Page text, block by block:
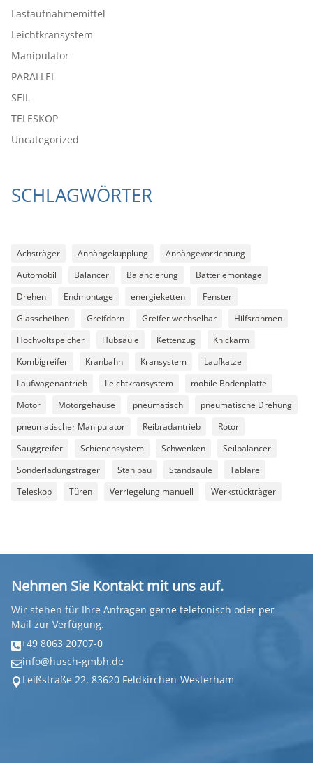
Lastaufnahmemittel
Leichtkransystem
Manipulator
PARALLEL
SEIL
TELESKOP
Uncategorized
SCHLAGWÖRTER
Achsträger Anhängekupplung
Anhängevorrichtung
Automobil
Balancer Balancierung
Batteriemontage
Drehen
Endmontage energieketten
Fenster
Glasscheiben
Greifdorn Greifer wechselbar
Hilfsrahmen
Hochvoltspeicher
Hubsäule Kettenzug
Knickarm
Kombigreifer
Kranbahn Kransystem
Laufkatze
Laufwagenantrieb
Leichtkransystem
mobile Bodenplatte
Motor
Motorgehäuse pneumatisch
pneumatische Drehung
pneumatischer Manipulator
Reibradantrieb
Rotor
Sauggreifer
Schienensystem Schwenken
Seilbalancer
Sonderladungsträger
Stahlbau Standsäule
Tablare
Teleskop
Türen Verriegelung manuell Werkstückträger
Nehmen Sie Kontakt mit uns auf.
Wir stehen für Ihre Anfragen gerne telefonisch oder per
Mail zur Verfügung.
+49 8063 20707-0
info@husch-gmbh.de
 Leißstraße 22, 83620 Feldkirchen-Westerham